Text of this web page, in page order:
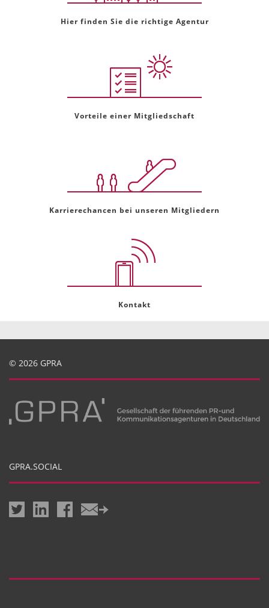
Hier finden Sie die richtige Agentur
Vorteile einer Mitgliedschaft
Karrierechancen bei unseren Mitgliedern
Kontakt
© 2026 GPRA
GPRA.SOCIAL